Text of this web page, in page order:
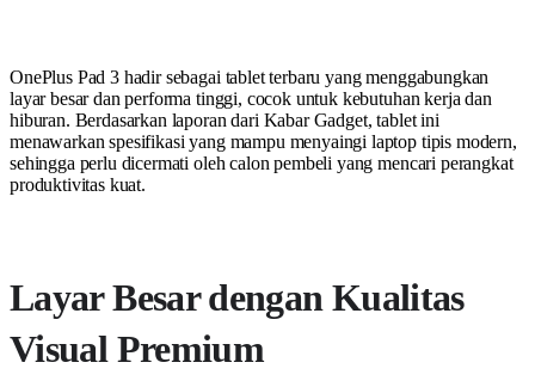
OnePlus Pad 3 hadir sebagai tablet terbaru yang menggabungkan
layar besar dan performa tinggi, cocok untuk kebutuhan kerja dan
hiburan. Berdasarkan laporan dari Kabar Gadget, tablet ini
menawarkan spesifikasi yang mampu menyaingi laptop tipis modern,
sehingga perlu dicermati oleh calon pembeli yang mencari perangkat
produktivitas kuat.
Layar Besar dengan Kualitas
Visual Premium